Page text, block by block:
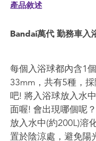
產品敘述
Bandai萬代 勤務車入
每個入浴球都內含1
33mm，共有5種，
吧! 將入浴球放入水
面喔! 會出現哪個呢
放入水中(約200L)溶
置於陰涼處，避免陽